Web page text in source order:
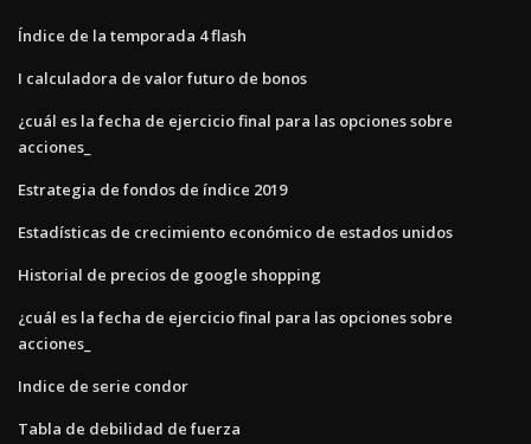
Índice de la temporada 4 flash
I calculadora de valor futuro de bonos
¿cuál es la fecha de ejercicio final para las opciones sobre
acciones_
Estrategia de fondos de índice 2019
Estadísticas de crecimiento económico de estados unidos
Historial de precios de google shopping
¿cuál es la fecha de ejercicio final para las opciones sobre
acciones_
Indice de serie condor
Tabla de debilidad de fuerza